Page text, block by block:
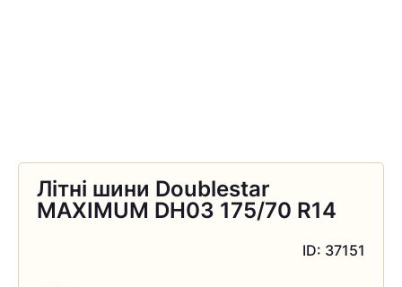
Літні шини Doublestar
MAXIMUM DH03 175/70 R14
ID: 37151